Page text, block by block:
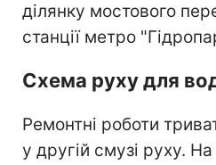
ділянку мостового
станції метро
Схема руху для
Ремонтні роботи
у другій смузі руху.